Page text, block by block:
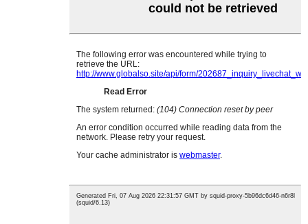
Scots Gaelic
Sindhi
Swahili
Tajik
Thai
Ukrainian
Urdu
Xhosa
Yiddish